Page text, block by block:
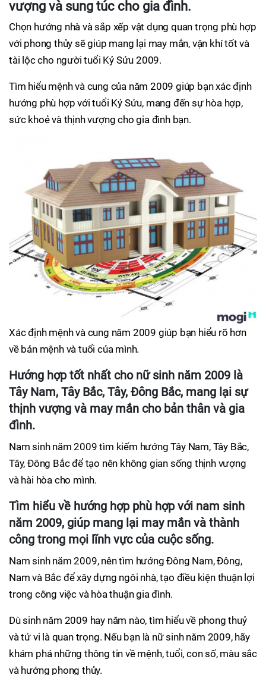
vượng và sung túc cho gia đình.
Chọn hướng nhà và sắp xếp vật dụng quan trọng phù hợp
với phong thủy sẽ giúp mang lại may mắn, vận khí tốt và
tài lộc cho người tuổi Kỷ Sửu 2009.
Tìm hiểu mệnh và cung của năm 2009 giúp bạn xác định
hướng phù hợp với tuổi Kỷ Sửu, mang đến sự hòa hợp,
sức khoẻ và thịnh vượng cho gia đình bạn.
Xác định mệnh và cung năm 2009 giúp bạn hiểu rõ hơn
về bản mệnh và tuổi của mình.
Hướng hợp tốt nhất cho nữ sinh năm 2009 là
Tây Nam, Tây Bắc, Tây, Đông Bắc, mang lại sự
thịnh vượng và may mắn cho bản thân và gia
đình.
Nam sinh năm 2009 tìm kiếm hướng Tây Nam, Tây Bắc,
Tây, Đông Bắc để tạo nên không gian sống thịnh vượng
và hài hòa cho mình.
Tìm hiểu về hướng hợp phù hợp với nam sinh
năm 2009, giúp mang lại may mắn và thành
công trong mọi lĩnh vực của cuộc sống.
Nam sinh năm 2009, nên tìm hướng Đông Nam, Đông,
Nam và Bắc để xây dựng ngôi nhà, tạo điều kiện thuận lợi
trong công việc và hòa thuận gia đình.
Dù sinh năm 2009 hay năm nào, tìm hiểu về phong thuỷ
và tử vi là quan trọng. Nếu bạn là nữ sinh năm 2009, hãy
khám phá những thông tin về mệnh, tuổi, con số, màu sắc
và hướng phong thủy.